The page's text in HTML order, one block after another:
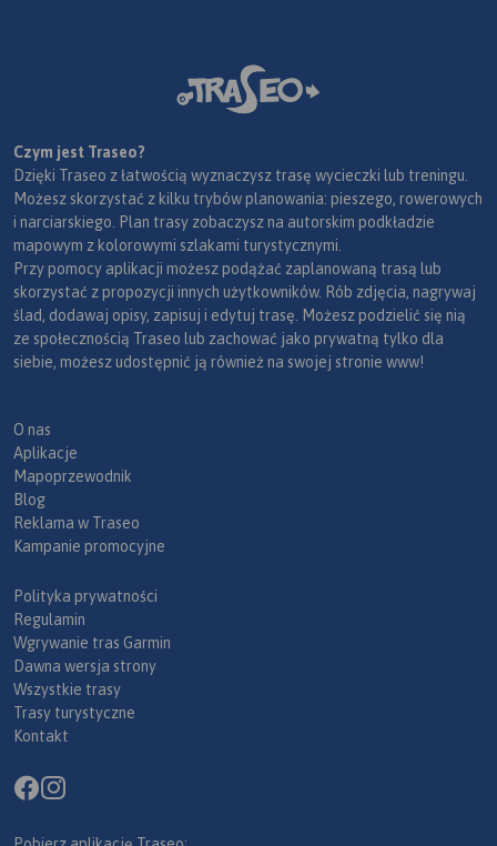
Czym jest Traseo?
Dzięki Traseo z łatwością wyznaczysz trasę wycieczki lub treningu.
Możesz skorzystać z kilku trybów planowania: pieszego, rowerowych
i narciarskiego. Plan trasy zobaczysz na autorskim podkładzie
mapowym z kolorowymi szlakami turystycznymi.
Przy pomocy aplikacji możesz podążać zaplanowaną trasą lub
skorzystać z propozycji innych użytkowników. Rób zdjęcia, nagrywaj
ślad, dodawaj opisy, zapisuj i edytuj trasę. Możesz podzielić się nią
ze społecznością Traseo lub zachować jako prywatną tylko dla
siebie, możesz udostępnić ją również na swojej stronie www!
O nas
Aplikacje
Mapoprzewodnik
Blog
Reklama w Traseo
Kampanie promocyjne
Polityka prywatności
Regulamin
Wgrywanie tras Garmin
Dawna wersja strony
Wszystkie trasy
Trasy turystyczne
Kontakt